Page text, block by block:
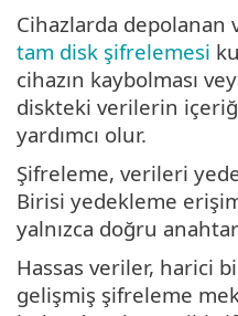
Cihazlarda
tam disk şifrelemesi
cihazın kaybolması
diskteki verilerin
yardımcı olur.
Şifreleme, verileri
Birisi yedekleme
yalnızca doğru
Hassas veriler, harici
gelişmiş şifreleme